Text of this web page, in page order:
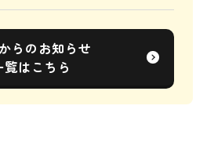
らのお知らせ
覧はこちら